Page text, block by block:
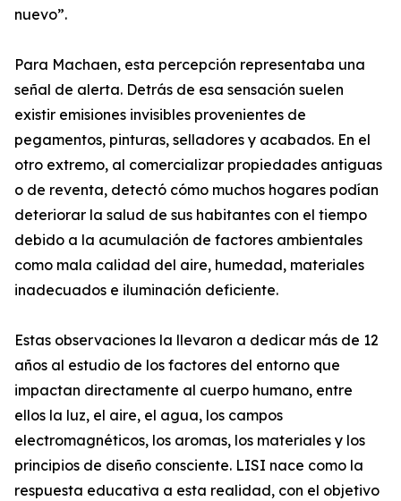
nuevo”.
Para Machaen, esta percepción representaba una
señal de alerta. Detrás de esa sensación suelen
existir emisiones invisibles provenientes de
pegamentos, pinturas, selladores y acabados. En el
otro extremo, al comercializar propiedades antiguas
o de reventa, detectó cómo muchos hogares podían
deteriorar la salud de sus habitantes con el tiempo
debido a la acumulación de factores ambientales
como mala calidad del aire, humedad, materiales
inadecuados e iluminación deficiente.
Estas observaciones la llevaron a dedicar más de 12
años al estudio de los factores del entorno que
impactan directamente al cuerpo humano, entre
ellos la luz, el aire, el agua, los campos
electromagnéticos, los aromas, los materiales y los
principios de diseño consciente. LISI nace como la
respuesta educativa a esta realidad, con el objetivo